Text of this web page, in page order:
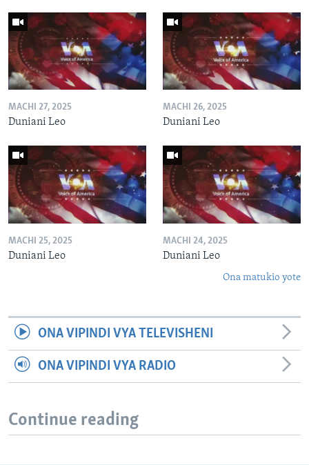
MACHI 27, 2025
Duniani Leo
MACHI 26, 2025
Duniani Leo
MACHI 25, 2025
Duniani Leo
MACHI 24, 2025
Duniani Leo
Ona matukio yote
ONA VIPINDI VYA TELEVISHENI
ONA VIPINDI VYA RADIO
Continue reading